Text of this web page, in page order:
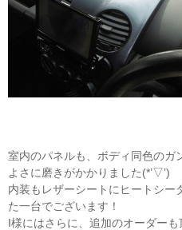
室内のパネルも、ボディ同色のガ
よさに磨きがかかりました(*’▽’)
内装もレザーシートにヒートシー
た一台でございます！
I様にはさらに、追加のオーダー